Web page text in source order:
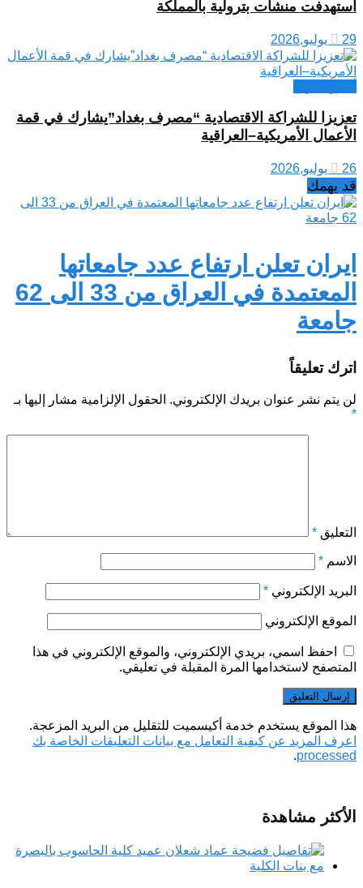
استهدفت منشآت بترولية بالمملكة
29 يوليو,2026
تعزيزا للشراكة الاقتصادية “مصرف بغداد”يشارك في قمة
الأعمال الأمريكية–العراقية
26 يوليو,2026
قد يهمك
ايران تعلن ارتفاع عدد جامعاتها
المعتمدة في العراق من 33 الى 62
جامعة
اترك تعليقاً
لن يتم نشر عنوان بريدك الإلكتروني. الحقول الإلزامية مشار إليها بـ
*
التعليق *
الاسم *
البريد الإلكتروني *
الموقع الإلكتروني
احفظ اسمي، بريدي الإلكتروني، والموقع الإلكتروني في هذا
المتصفح لاستخدامها المرة المقبلة في تعليقي.
هذا الموقع يستخدم خدمة أكيسميت للتقليل من البريد المزعجة.
اعرف المزيد عن كيفية التعامل مع بيانات التعليقات الخاصة بك
processed
.
الأكثر مشاهدة